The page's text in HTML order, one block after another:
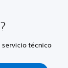
técnico